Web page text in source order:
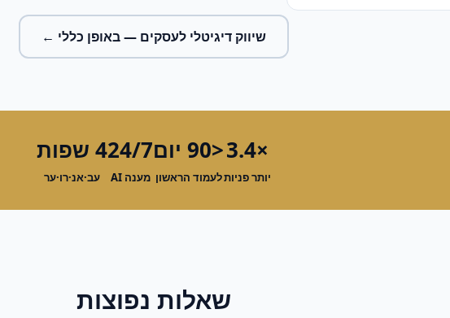
שיווק דיגיטלי לעסקים — באופן כללי ←
×3.4
יותר פניות
<90 יום
לעמוד הראשון
24/7
מענה AI
4 שפות
עב·אנ·רו·ער
שאלות נפוצות